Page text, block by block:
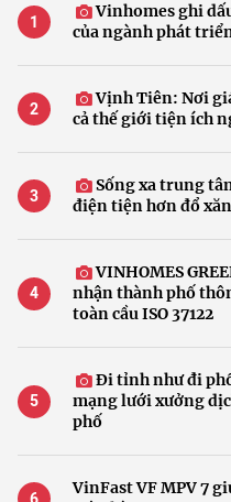
Vinhomes ghi
của ngành phát
Vịnh Tiên: Nơi
cả thế giới tiện ích
Sống xa trung
điện tiện hơn đổ
VINHOMES
nhận thành phố
toàn cầu ISO 37122
Đi tỉnh như đi
mạng lưới xưởng
phố
VinFast VF MPV 7